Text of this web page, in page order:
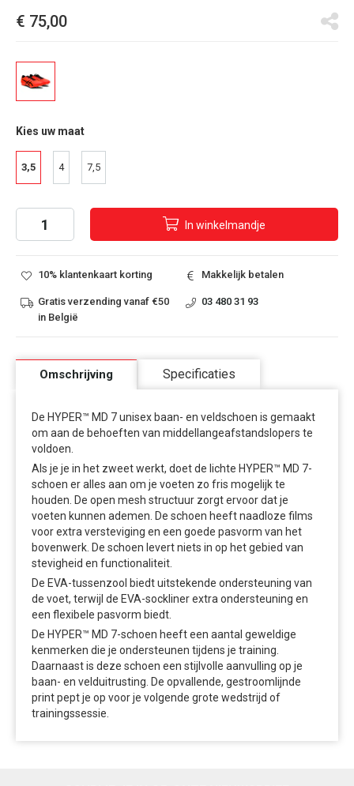
€ 75,00
Kies uw maat
3,5 4 7,5
In winkelmandje
10% klantenkaart korting
Gratis verzending vanaf €50
in België
Makkelijk betalen
03 480 31 93
Omschrijving Specificaties
De HYPER™ MD 7 unisex baan- en veldschoen is gemaakt
om aan de behoeften van middellangeafstandslopers te
voldoen.
Als je je in het zweet werkt, doet de lichte HYPER™ MD 7-
schoen er alles aan om je voeten zo fris mogelijk te
houden. De open mesh structuur zorgt ervoor dat je
voeten kunnen ademen. De schoen heeft naadloze films
voor extra versteviging en een goede pasvorm van het
bovenwerk. De schoen levert niets in op het gebied van
stevigheid en functionaliteit.
De EVA-tussenzool biedt uitstekende ondersteuning van
de voet, terwijl de EVA-sockliner extra ondersteuning en
een flexibele pasvorm biedt.
De HYPER™ MD 7-schoen heeft een aantal geweldige
kenmerken die je ondersteunen tijdens je training.
Daarnaast is deze schoen een stijlvolle aanvulling op je
baan- en velduitrusting. De opvallende, gestroomlijnde
print pept je op voor je volgende grote wedstrijd of
trainingssessie.